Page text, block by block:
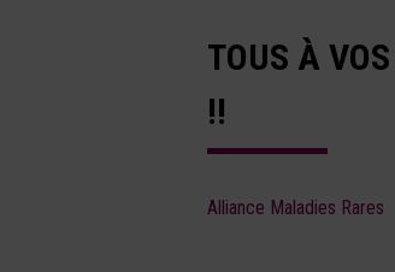
TOUS À
!!
Alliance Maladies Rares